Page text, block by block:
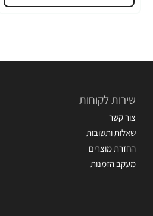
שירות לקוחות
צור קשר
שאלות ותשובות
החזרת מוצרים
מעקב הזמנות